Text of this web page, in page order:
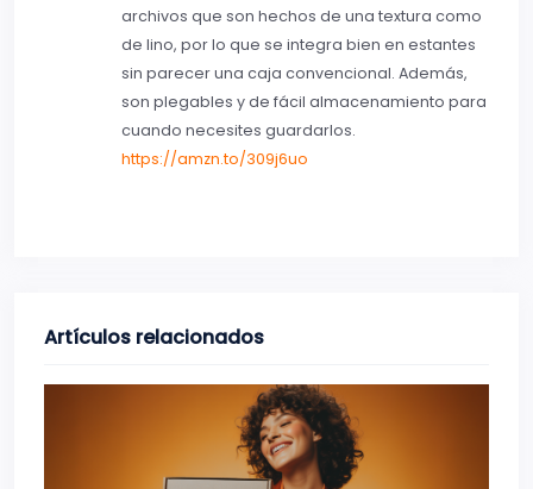
archivos que son hechos de una textura como
de lino, por lo que se integra bien en estantes
sin parecer una caja convencional. Además,
son plegables y de fácil almacenamiento para
cuando necesites guardarlos.
https://amzn.to/309j6uo
Artículos relacionados